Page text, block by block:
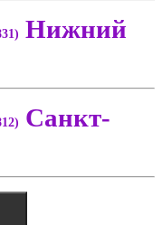
Нижний
Санкт-